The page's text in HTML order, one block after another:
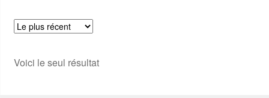
Voici le seul résultat